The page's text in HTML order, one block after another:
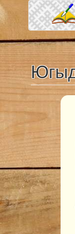
Skip to main content